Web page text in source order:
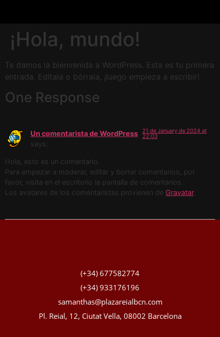
¡Hola, mundo!
Te damos la bienvenida a WordPress. Esta es tu primera
entrada. Edítala o bórrala, ¡luego empieza a escribir!
One Response
Un comentarista de WordPress
says:
21 de January de 2024 at
22:03
Hola, esto es un comentario.
Para empezar a moderar, editar y borrar comentarios, por
favor, visita en el escritorio la pantalla de comentarios.
Los avatares de los comentaristas provienen de Gravatar.
(+34) 677582774
(+34) 933176196
samanthas@plazareialbcn.com
Pl. Reial, 12, Ciutat Vella, 08002 Barcelona